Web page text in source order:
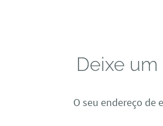
Deixe
O seu endereço de